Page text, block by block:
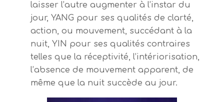
laisser l’autre augmenter à l’instar du
jour, YANG pour ses qualités de clarté,
action, ou mouvement, succédant à la
nuit, YIN pour ses qualités contraires
telles que la réceptivité, l’intériorisation,
l’absence de mouvement apparent, de
même que la nuit succède au jour.